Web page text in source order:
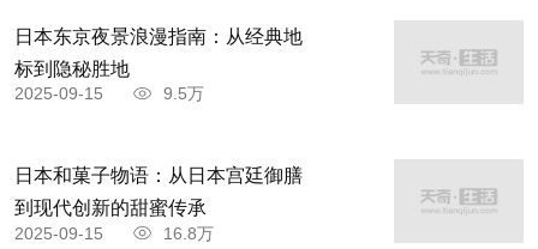
日本东京夜景浪漫指南：从经典地
标到隐秘胜地
2025-09-15 9.5万
日本和菓子物语：从日本宫廷御膳
到现代创新的甜蜜传承
2025-09-15 16.8万